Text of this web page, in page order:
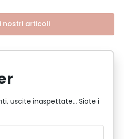
nostri articoli
uscite inaspettate... Siate i